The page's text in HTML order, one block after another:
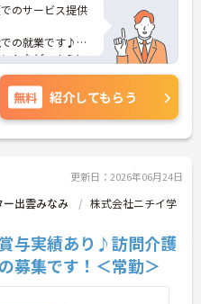
のサービス提供
の就業です♪
トなど、さらに
にご相談くださ
無料 紹介してもらう
更新日：2026年06月24日
出雲みなみ
株式会社ニチイ学
与実績あり♪訪問介護
募集です！＜常勤＞